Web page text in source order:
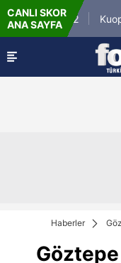
CANLI SKOR
ANA SAYFA
Match 12
Haberler